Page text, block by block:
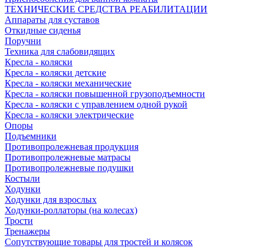
ТЕХНИЧЕСКИЕ СРЕДСТВА РЕАБИЛИТАЦИИ
Аппараты для суставов
Откидные сиденья
Поручни
Техника для слабовидящих
Кресла - коляски
Кресла - коляски детские
Кресла - коляски механические
Кресла - коляски повышенной грузоподъемности
Кресла - коляски с управлением одной рукой
Кресла - коляски электрические
Опоры
Подъемники
Противопролежневая продукция
Противопролежневые матрасы
Противопролежневые подушки
Костыли
Ходунки
Ходунки для взрослых
Ходунки-роллаторы (на колесах)
Трости
Тренажеры
Сопутствующие товары для тростей и колясок